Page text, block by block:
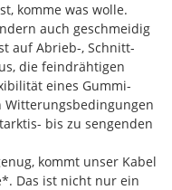
komme was wolle.
auch geschmeidig
auf Abrieb-, Schnitt-
die feindrähtigen
eines Gummi-
Witterungsbedingungen
bis zu sengenden
kommt unser Kabel
Das ist nicht nur ein